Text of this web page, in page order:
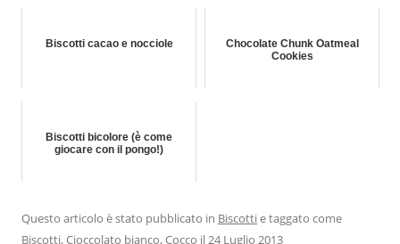
Biscotti cacao e nocciole
Chocolate Chunk Oatmeal
Cookies
Biscotti bicolore (è come
giocare con il pongo!)
Questo articolo è stato pubblicato in Biscottie taggato come
Biscotti,Cioccolato bianco,Cocco il24 Luglio 2013